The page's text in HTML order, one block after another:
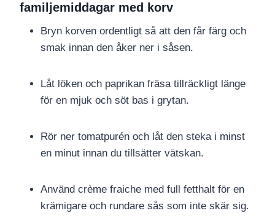
familjemiddagar med korv
Bryn korven ordentligt så att den får färg och
smak innan den åker ner i såsen.
Låt löken och paprikan fräsa tillräckligt länge
för en mjuk och söt bas i grytan.
Rör ner tomatpurén och låt den steka i minst
en minut innan du tillsätter vätskan.
Använd crème fraiche med full fetthalt för en
krämigare och rundare sås som inte skär sig.